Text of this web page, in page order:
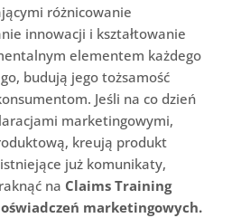
różnicowanie
innowacji i kształtowanie
elementem każdego
budują jego tożsamość
Jeśli na co dzień
marketingowymi,
kreują produkt
już komunikaty,
na Claims Training
marketingowych.